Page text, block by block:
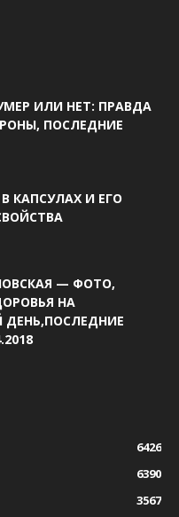
ИЛИ НЕТ: ПРАВДА
ПОСЛЕДНИЕ
В КАПСУЛАХ И ЕГО
— ФОТО,
НА
6426
6390
3567